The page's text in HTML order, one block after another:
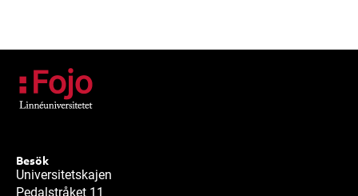
Besök
Universitetskajen
Pedalstråket 11